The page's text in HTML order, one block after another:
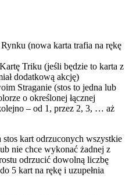
(nowa karta trafia na rękę
Triku (jeśli będzie to karta z
dodatkową akcję)
Straganie (stos to jedna lub
o określonej łącznej
– od 1, przez 2, 3, … aż
kart odrzuconych wszystkie
nie chce wykonać żadnej z
odrzucić dowolną liczbę
5 kart na rękę i uzupełnia